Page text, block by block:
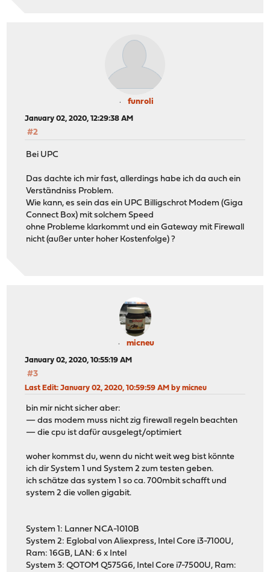
funroli
January 02, 2020, 12:29:38 AM
#2
Bei UPC
Das dachte ich mir fast, allerdings habe ich da auch ein
Verständniss Problem.
Wie kann, es sein das ein UPC Billigschrot Modem (Giga
Connect Box) mit solchem Speed
ohne Probleme klarkommt und ein Gateway mit Firewall
nicht (außer unter hoher Kostenfolge) ?
micneu
January 02, 2020, 10:55:19 AM
#3
Last Edit: January 02, 2020, 10:59:59 AM by micneu
bin mir nicht sicher aber:
— das modem muss nicht zig firewall regeln beachten
— die cpu ist dafür ausgelegt/optimiert
woher kommst du, wenn du nicht weit weg bist könnte
ich dir System 1 und System 2 zum testen geben.
ich schätze das system 1 so ca. 700mbit schafft und
system 2 die vollen gigabit.
System 1: Lanner NCA-1010B
System 2: Eglobal von Aliexpress, Intel Core i3-7100U,
Ram: 16GB, LAN: 6 x Intel
System 3: QOTOM Q575G6, Intel Core i7-7500U, Ram: